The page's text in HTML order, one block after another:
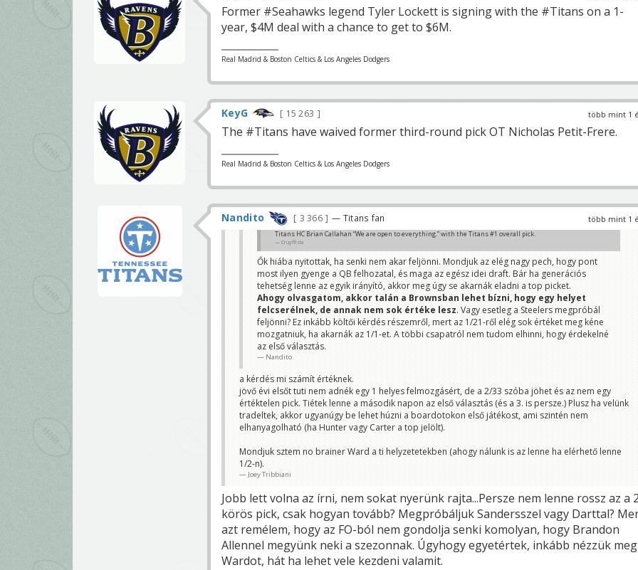
Former #Seahawks legend Tyler Lockett is signing with the #Titans on a 1-
year, $4M deal with a chance to get to $6M.
Real Madrid & Boston Celtics & Los Angeles Dodgers
több mint 1
KeyG 15 263
The #Titans have waived former third-round pick OT Nicholas Petit-Frere.
Real Madrid & Boston Celtics & Los Angeles Dodgers
több mint 1
Nandito 3 366 — Titans fan
Titans HC Brian Callahan “We are open to everything.” with the Titans #1 overall pick.
Cruyffista
Ők hiába nyitottak, ha senki nem akar feljönni. Mondjuk az elég nagy pech, hogy pont
most ilyen gyenge a QB felhozatal, és maga az egész idei draft. Bár ha generációs
tehetség lenne az egyik irányító, akkor meg úgy se akarnák eladni a top picket.
Ahogy olvasgatom, akkor talán a Brownsban lehet bízni, hogy egy helyet
felcserélnek, de annak nem sok értéke lesz. Vagy esetleg a Steelers megpróbál
feljönni? Ez inkább költői kérdés részemről, mert az 1/21-ről elég sok értéket meg kéne
mozgatniuk, ha akarnák az 1/1-et. A többi csapatról nem tudom elhinni, hogy érdekelné
az első választás.
Nandito
a kérdés mi számít értéknek.
jövő évi elsőt tuti nem adnék egy 1 helyes felmozgásért, de a 2/33 szóba jöhet és az nem egy
értéktelen pick. Tiétek lenne a második napon az első választás (és a 3. is persze.) Plusz ha velünk
tradeltek, akkor ugyanúgy be lehet húzni a boardotokon első játékost, ami szintén nem
elhanyagolható (ha Hunter vagy Carter a top jelölt).
Mondjuk sztem no brainer Ward a ti helyzetetekben (ahogy nálunk is az lenne ha elérhető lenne
1/2-n).
Joey Tribbiani
Jobb lett volna az írni, nem sokat nyerünk rajta...Persze nem lenne rossz az a
körös pick, csak hogyan tovább? Megpróbáljuk Sandersszel vagy Darttal?
azt remélem, hogy az FO-ból nem gondolja senki komolyan, hogy Brandon
Allennel megyünk neki a szezonnak. Úgyhogy egyetértek, inkább nézzük meg
Wardot, hát ha lehet vele kezdeni valamit.